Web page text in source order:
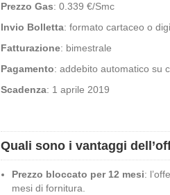
Prezzo Gas: 0.339 €/Smc
Invio Bolletta: formato cartaceo o
Fatturazione: bimestrale
Pagamento: addebito automatico su
Scadenza: 1 aprile 2019
Quali sono i vantaggi
Prezzo bloccato per 12 mesi:
mesi di fornitura.